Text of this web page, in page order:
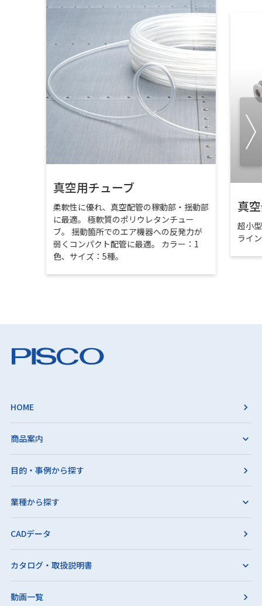
真空用チューブ
柔軟性に優れ、真空配管の稼動部・揺動部
に最適。 極軟質のポリウレタンチュー
ブ。 揺動箇所でのエア機器への反発力が
弱くコンパクト配管に最適。 カラー：1
色、サイズ：5種。
真
超小
ライ
HOME
商品案内
目的・事例から探す
業種から探す
CADデータ
カタログ・取扱説明書
動画一覧